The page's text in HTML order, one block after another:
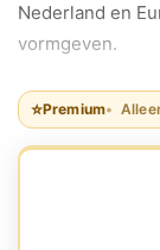
Nederland en
vormgeven.
⭐Premium